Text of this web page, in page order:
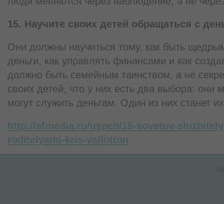
15. Научите своих детей обращаться с
Они должны научиться тому, как быть
деньги, как управлять финансами и как
должно быть семейным таинством, а не
своих детей, что у них есть два выбора: они
могут служить деньгам. Один из них станет
http://afmedia.ru/uspeh/15-sovetov-
roditelyami-kris-vallotton